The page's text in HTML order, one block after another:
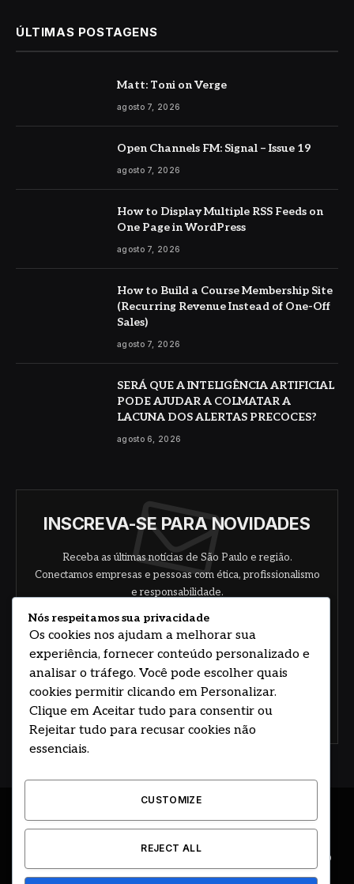
ÚLTIMAS POSTAGENS
Matt: Toni on Verge
agosto 7, 2026
Open Channels FM: Signal – Issue 19
agosto 7, 2026
How to Display Multiple RSS Feeds on
One Page in WordPress
agosto 7, 2026
How to Build a Course Membership Site
(Recurring Revenue Instead of One-Off
Sales)
agosto 7, 2026
SERÁ QUE A INTELIGÊNCIA ARTIFICIAL
PODE AJUDAR A COLMATAR A
LACUNA DOS ALERTAS PRECOCES?
agosto 6, 2026
INSCREVA-SE PARA NOVIDADES
Receba as últimas notícias de São Paulo e região.
Conectamos empresas e pessoas com ética, profissionalismo
e responsabilidade.
Concorde com nossos termos e acordo de
© 2026 DESENVOLVIDO POR HOSTING PRIME BRASIL
CIDADE E REGIÃO
COLUNAS
EDITORIAL EVENTOS GOVERNO
Nós respeitamos sua privacidade
Os cookies nos ajudam a melhorar sua
experiência, fornecer conteúdo personalizado e
analisar o tráfego. Você pode escolher quais
cookies permitir clicando em Personalizar.
Clique em Aceitar tudo para consentir ou
Rejeitar tudo para recusar cookies não
essenciais.
CUSTOMIZE
REJECT ALL